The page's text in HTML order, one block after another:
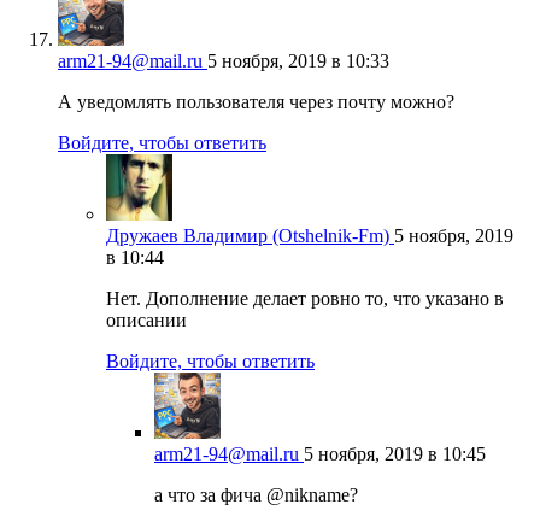
arm21-94@mail.ru 5 ноября, 2019 в 10:33
А уведомлять пользователя через почту можно?
Войдите, чтобы ответить
Дружаев Владимир (Otshelnik-Fm) 5 ноября, 2019
в 10:44
Нет. Дополнение делает ровно то, что указано в
описании
Войдите, чтобы ответить
arm21-94@mail.ru 5 ноября, 2019 в 10:45
а что за фича @nikname?